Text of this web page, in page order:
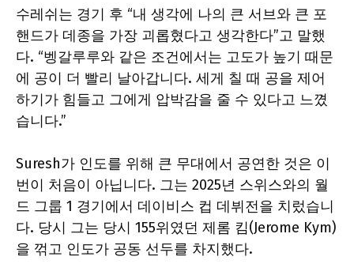
수레쉬는 경기 후 “내 생각에 나의 큰 서브와 큰 포
핸드가 데종을 가장 괴롭혔다고 생각한다”고 말했
다. “벵갈루루와 같은 조건에서는 고도가 높기 때문
에 공이 더 빨리 날아갑니다. 세게 칠 때 공을 제어
하기가 힘들고 그에게 압박감을 줄 수 있다고 느꼈
습니다.”
Suresh가 인도를 위해 큰 무대에서 공연한 것은 이
번이 처음이 아닙니다. 그는 2025년 스위스와의 월
드 그룹 1 경기에서 데이비스 컵 데뷔전을 치렀습니
다. 당시 그는 당시 155위였던 제롬 킴(Jerome Kym)
을 꺾고 인도가 공동 선두를 차지했다.